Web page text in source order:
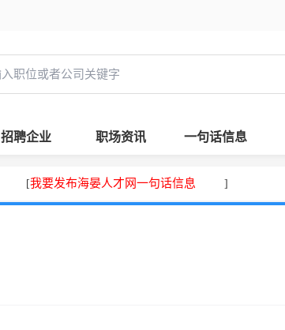
招聘企业 职场资讯 一句话信息
[我要发布海晏人才网一句话信息 ]